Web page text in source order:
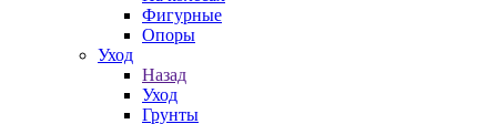
Фигурные
Опоры
Уход
Назад
Уход
Грунты